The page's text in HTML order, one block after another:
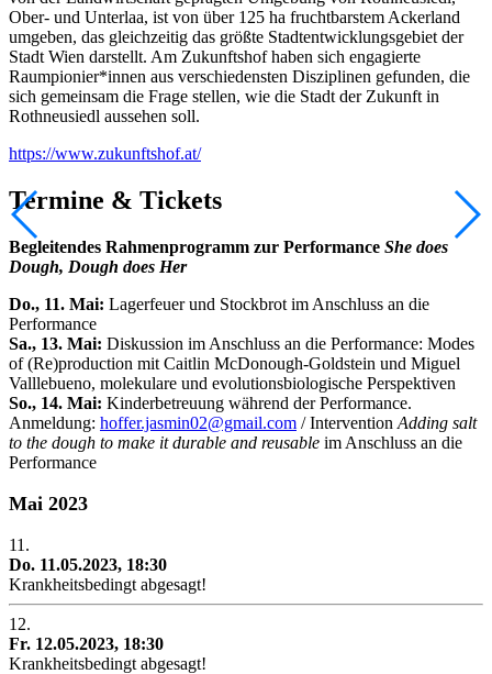
Ober- und Unterlaa, ist von über 125 ha fruchtbarstem Ackerland
umgeben, das gleichzeitig das größte Stadtentwicklungsgebiet der
Stadt Wien darstellt. Am Zukunftshof haben sich engagierte
Raumpionier*innen aus verschiedensten Disziplinen gefunden, die
sich gemeinsam die Frage stellen, wie die Stadt der Zukunft in
Rothneusiedl aussehen soll.
https://www.zukunftshof.at/
Termine & Tickets
Begleitendes Rahmenprogramm zur Performance She does
Dough, Dough does Her
Do., 11. Mai: Lagerfeuer und Stockbrot im Anschluss an die
Performance
Sa., 13. Mai: Diskussion im Anschluss an die Performance: Modes
of (Re)production mit Caitlin McDonough-Goldstein und Miguel
Valllebueno, molekulare und evolutionsbiologische Perspektiven
So., 14. Mai: Kinderbetreuung während der Performance.
Anmeldung: hoffer.jasmin02@gmail.com / Intervention Adding salt
to the dough to make it durable and reusable im Anschluss an die
Performance
Mai 2023
11.
Do. 11.05.2023, 18:30
Krankheitsbedingt abgesagt!
12.
Fr. 12.05.2023, 18:30
Krankheitsbedingt abgesagt!